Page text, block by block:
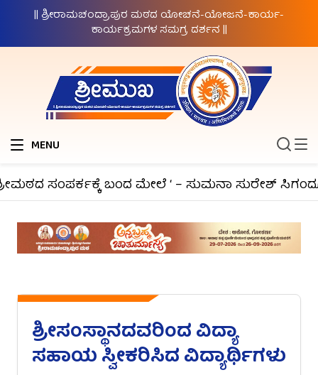
|| ಶ್ರೀರಾಮಚಂದ್ರಾಪುರ ಮಠದ ಯೋಚನೆ-ಯೋಜನೆ-ಕಾರ್ಯ-
ಕಾರ್ಯಕ್ರಮಗಳ ಸಮಗ್ರ ದರ್ಶನ ||
MENU
ಸಂಪರ್ಕಕ್ಕೆ ಬಂದ ಮೇಲೆ ‘ – ಸುಮನಾ ಸುರೇಶ್
ಶ್ರೀಸಂಸ್ಥಾನದವರಿಂದ ವಿದ್ಯಾ
ಸಹಾಯ ಸ್ವೀಕರಿಸಿದ ವಿದ್ಯಾರ್ಥಿಗಳು